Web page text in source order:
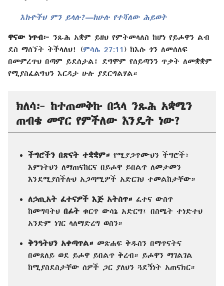
እኩዮችህ ምን ይላሉ?—ከሁሉ የተሻለው ሕይወት
ዋናው ነጥብ፦ ንጹሕ አቋም ይዘህ የምትመላለስ ከሆነ የይሖዋን ልብ
ደስ ማሰኘት ትችላለህ! (ምሳሌ 27:11 ) ከእሱ ጎን ለመሰለፍ
በመምረጥህ በጣም ይደሰታል፤ ደግሞም የሰይጣንን ጥቃት ለመቋቋም
የሚያስፈልግህን እርዳታ ሁሉ ያደርግልሃል።
ክለሳ፦ ከተጠመቅኩ በኋላ ንጹሕ አቋሜን
ጠብቄ መኖር የምችለው እንዴት ነው?
ችግሮችን በጽናት ተቋቋም። የሚያጋጥሙህን ችግሮች፣
እምነትህን ለማጠናከርና በይሖዋ ይበልጥ ለመታመን
እንደሚያስችሉህ አጋጣሚዎች አድርገህ ተመልከታቸው።
ለኃጢአት ፈተናዎች እጅ አትስጥ። ፈተና ውስጥ
ከመግባትህ በፊት ቁርጥ ውሳኔ አድርግ፤ በስሜት ተነድተህ
አንድም ነገር ላለማድረግ ወስን።
ቅንዓትህን አቀጣጥል። መጽሐፍ ቅዱስን በማጥናትና
በመጸለይ ወደ ይሖዋ ይበልጥ ቅረብ። ይሖዋን ማገልገል
ከሚያስደስታቸው ሰዎች ጋር ያለህን ጓደኝነት አጠናክር።